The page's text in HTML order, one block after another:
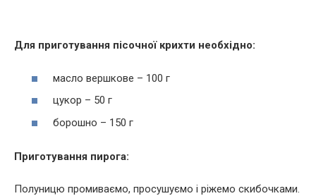
Для приготування пісочної крихти необхідно:
масло вершкове – 100 г
цукор – 50 г
борошно – 150 г
Приготування пирога:
Полуницю промиваємо, просушуємо і ріжемо скибочками.